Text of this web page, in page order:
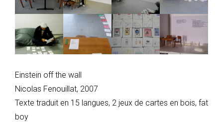
Einstein off the wall
Nicolas Fenouillat, 2007
Texte traduit en 15 langues, 2 jeux de cartes en bois, fat
boy